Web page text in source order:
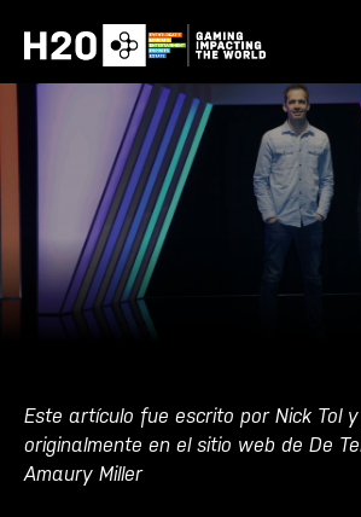
Este artículo fue escrito por Nick Tol
originalmente en el sitio web de De
Amaury Miller